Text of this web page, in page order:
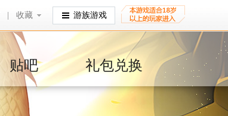
收藏
收藏 游族游戏
贴吧 礼包兑换